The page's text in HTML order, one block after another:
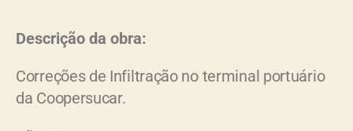
Descrição da obra:
Correções de Infiltração no terminal portuário
da Coopersucar.